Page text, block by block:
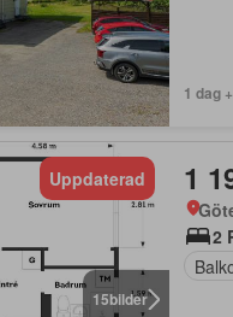
1 dag
15bilder
Uppdaterad 1
2